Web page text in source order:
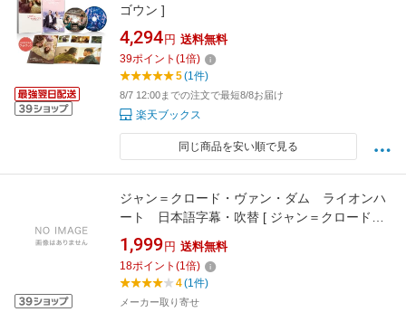
ゴウン ]
4,294 円 送料無料
39ポイント (1倍)
5(1件)
8/7 12:00までの注文で最短8/8お届け
楽天ブックス
同じ商品を安い順で見る
ジャン＝クロード・ヴァン・ダム ライオンハ
ート 日本語字幕・吹替 [ ジャン＝クロード・
ヴァン・ダム ]
1,999 円 送料無料
18ポイント (1倍)
4(1件)
メーカー取り寄せ